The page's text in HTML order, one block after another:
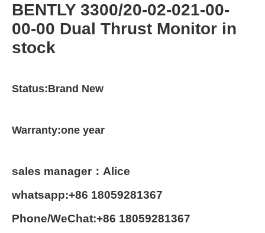
BENTLY 3300/20-02-021-00-
00-00 Dual Thrust Monitor in
stock
Status:Brand New
Warranty:one year
sales manager：Alice
whatsapp:+86 18059281367
Phone/WeChat:+86 18059281367